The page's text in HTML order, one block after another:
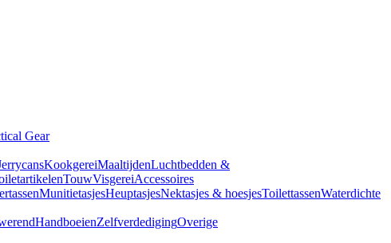
Gear
KookgereiMaaltijdenLuchtbedden &
TouwVisgereiAccessoires
MunitietasjesHeuptasjesNektasjes & hoesjesToilettassenWaterdichte
HandboeienZelfverdedigingOverige